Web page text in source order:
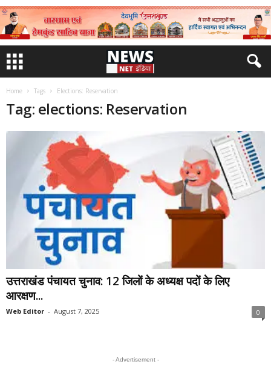
Home Tags Elections: Reservation
Tag: elections: Reservation
उत्तराखंड पंचायत चुनाव: 12 जिलों के अध्यक्ष पदों के लिए
आरक्षण...
Web Editor - August 7, 2025 0
- Advertisement -